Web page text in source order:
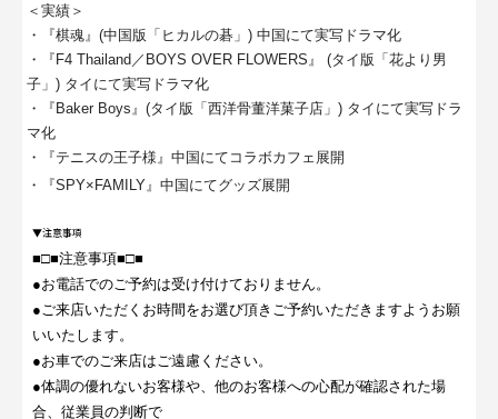
＜実績＞
・『棋魂』(中国版「ヒカルの碁」) 中国にて実写ドラマ化
・『F4 Thailand／BOYS OVER FLOWERS』 (タイ版「花より男
子」) タイにて実写ドラマ化
・『Baker Boys』(タイ版「西洋骨董洋菓子店」) タイにて実写ドラ
マ化
・『テニスの王子様』中国にてコラボカフェ展開
・『SPY×FAMILY』中国にてグッズ展開
▼注意事項
■□■注意事項■□■
●お電話でのご予約は受け付けておりません。
●ご来店いただくお時間をお選び頂きご予約いただきますようお願
いいたします。
●お車でのご来店はご遠慮ください。
●体調の優れないお客様や、他のお客様への心配が確認された場
合、従業員の判断で